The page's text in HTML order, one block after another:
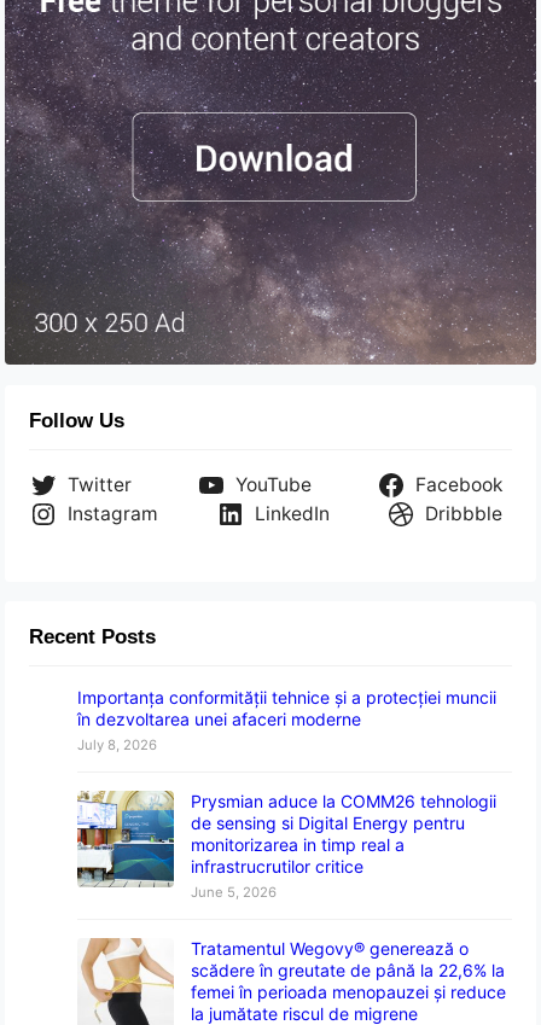
Follow Us
Twitter YouTube
Facebook
Instagram
LinkedIn Dribbble
Recent Posts
Importanța conformității tehnice și a protecției muncii
în dezvoltarea unei afaceri moderne
July 8, 2026
Prysmian aduce la COMM26 tehnologii
de sensing si Digital Energy pentru
monitorizarea in timp real a
infrastrucrutilor critice
June 5, 2026
Tratamentul Wegovy® generează o
scădere în greutate de până la 22,6% la
femei în perioada menopauzei și reduce
la jumătate riscul de migrene